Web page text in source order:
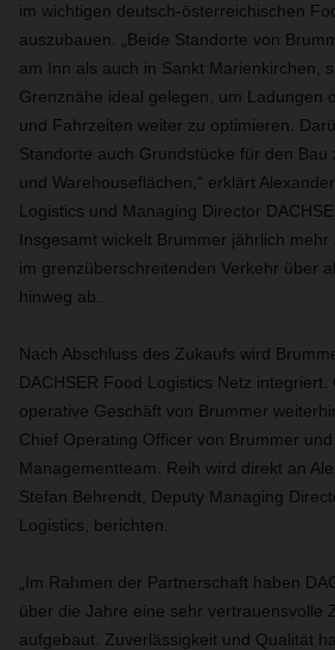
im wichtigen deutsch-österreichischen
auszubauen. „Beide Standorte von
am Inn als auch in Sankt Marienkirchen,
Grenznähe ideal gelegen, um Ladungen
und Fahrzeiten weiter zu optimieren.
Standorte auch Grundstücke für den Bau
und Warehouseflächen,“ erklärt
Logistics und Managing Director
Insgesamt wickelt Brummer jährlich
im grenzüberschreitenden Verkehr über
hinweg ab.
Nach Abschluss des Zukaufs wird
DACHSER Food Logistics Netz integriert.
operative Geschäft von Brummer
Chief Operating Officer von Brummer
Managementteam. Reih wird direkt an
Stefan Behrendt, Deputy Managing
Logistics, berichten.
„Im Rahmen der Partnerschaft haben
über die Jahre eine sehr vertrauensvolle
aufgebaut. Zuverlässigkeit und Qualität